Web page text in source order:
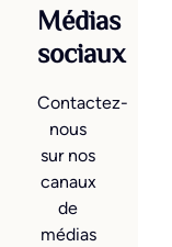
Médias
sociaux
Contactez-
nous
sur nos
canaux
de
médias